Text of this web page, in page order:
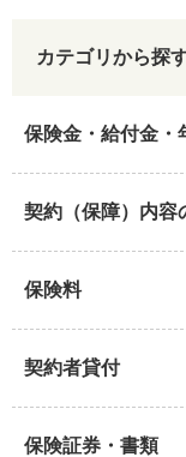
カテゴリから探
保険金・給付金・
契約（保障）内容
保険料
契約者貸付
保険証券・書類